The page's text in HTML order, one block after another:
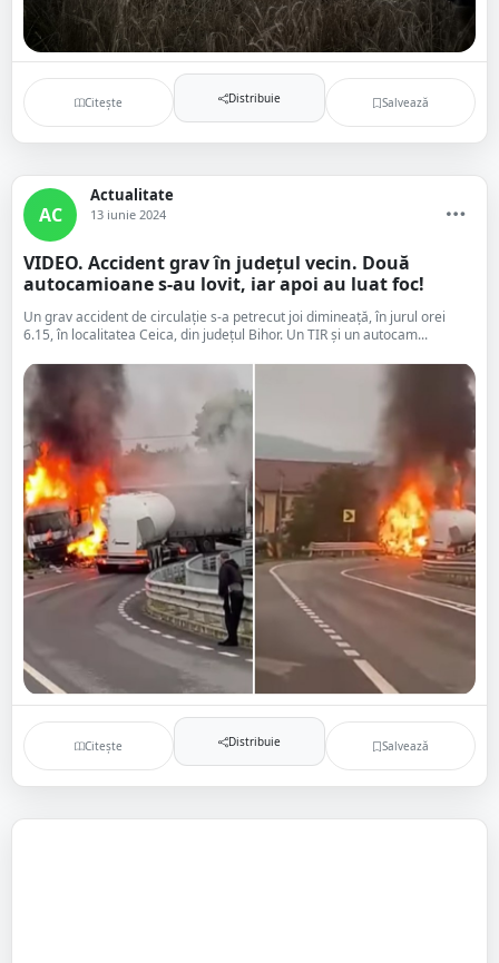
Citește Distribuie Salvează
AC
Actualitate
13 iunie 2024
VIDEO. Accident grav în județul vecin. Două
autocamioane s-au lovit, iar apoi au luat foc!
Un grav accident de circulație s-a petrecut joi dimineață, în jurul orei
6.15, în localitatea Ceica, din județul Bihor. Un TIR și un autocam...
Citește Distribuie Salvează